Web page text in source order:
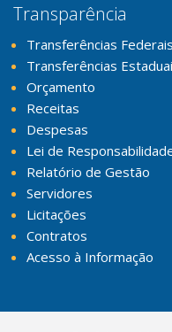
Transparência
Transferências Federais
Transferências
Orçamento
Receitas
Despesas
Lei de
Relatório de Gestão
Servidores
Licitações
Contratos
Acesso à Informação